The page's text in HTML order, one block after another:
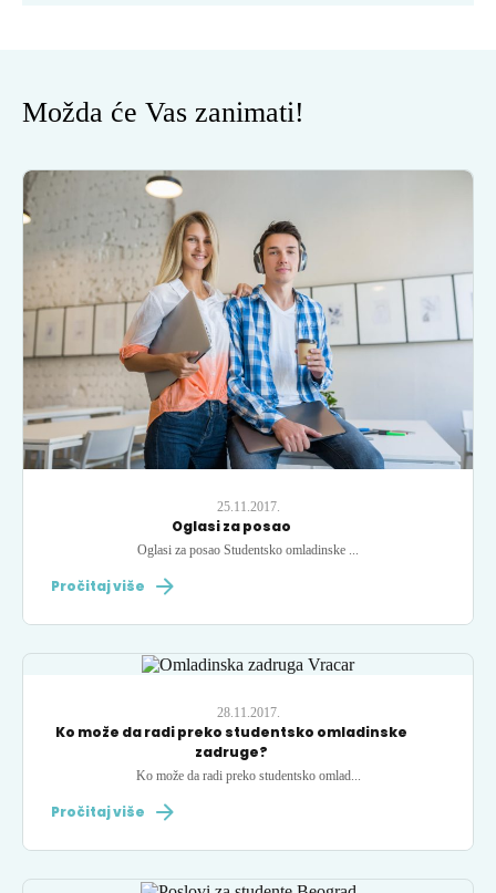
Možda će Vas zanimati!
25.11.2017.
Oglasi za posao
Oglasi za posao Studentsko omladinske ...
Pročitaj više
28.11.2017.
Ko može da radi preko studentsko omladinske
zadruge?
Ko može da radi preko studentsko omlad...
Pročitaj više